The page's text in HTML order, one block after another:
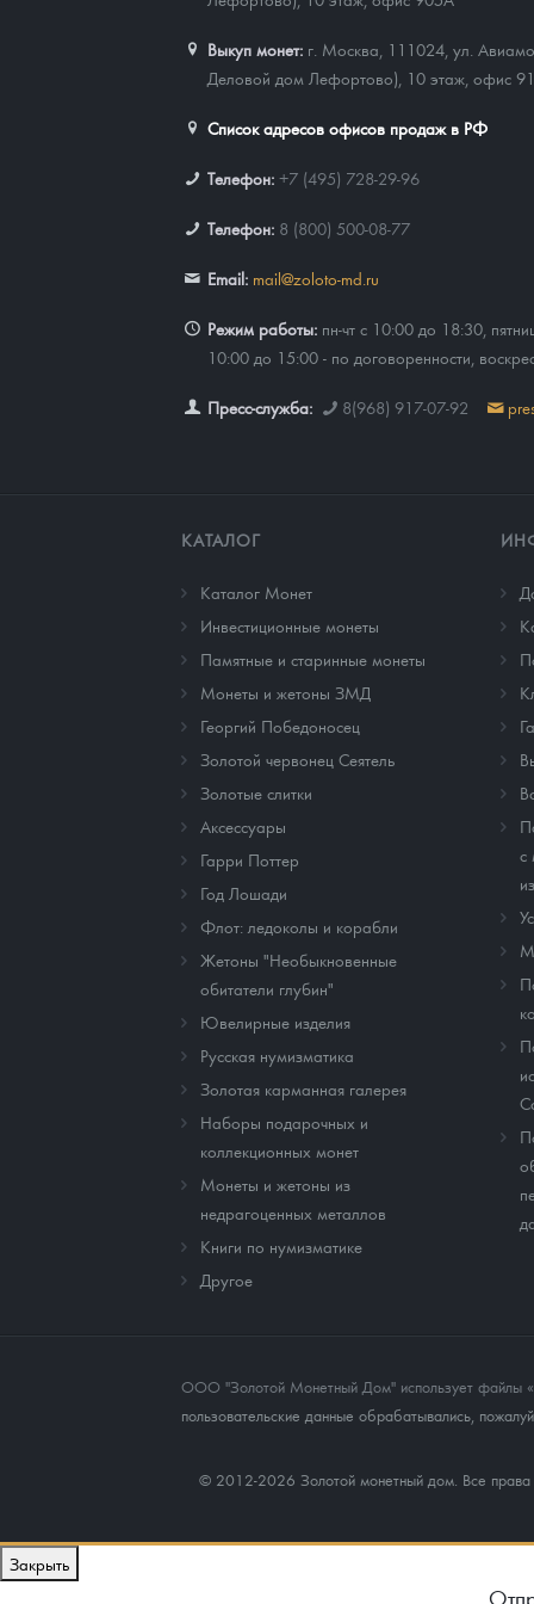
Выкуп монет: г. Москва, 111024, ул.
Деловой дом Лефортово), 10 этаж, офис
Список адресов офисов продаж в РФ
Телефон: +7 (495) 728-29-96
Телефон: 8 (800) 500-08-77
Email: mail@zoloto-md.ru
Режим работы: пн-чт с 10:00 до 18:30,
10:00 до 15:00 - по договоренности,
Пресс-служба: 8(968) 917-07-92
КАТАЛОГ
Каталог Монет
Инвестиционные монеты
Памятные и старинные монеты
Монеты и жетоны ЗМД
Георгий Победоносец
Золотой червонец Сеятель
Золотые слитки
Аксессуары
Гарри Поттер
Год Лошади
Флот: ледоколы и корабли
Жетоны "Необыкновенные
обитатели глубин"
Ювелирные изделия
Русская нумизматика
Золотая карманная галерея
Наборы подарочных и
коллекционных монет
Монеты и жетоны из
недрагоценных металлов
Книги по нумизматике
Другое
с
ООО "Золотой Монетный Дом" использует файлы
пользовательские данные обрабатывались,
© 2012-2026 Золотой монетный дом. Все
Закрыть